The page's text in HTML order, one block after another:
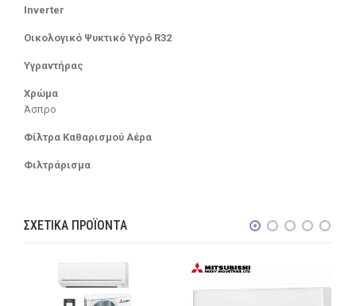
Inverter
Οικολογικό Ψυκτικό Υγρό R32
Υγραντήρας
Χρώμα
Άσπρο
Φίλτρα Καθαρισμού Αέρα
Φιλτράρισμα
ΣΧΕΤΙΚΆ ΠΡΟΪΌΝΤΑ